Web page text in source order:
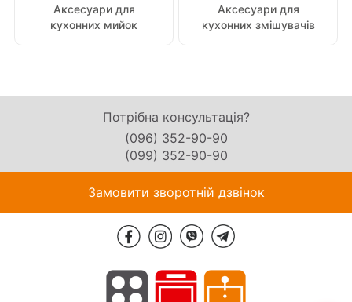
Аксесуари для
кухонних мийок
Аксесуари для
кухонних змішувачів
Потрібна консультація?
(096) 352-90-90
(099) 352-90-90
Замовити зворотній дзвінок